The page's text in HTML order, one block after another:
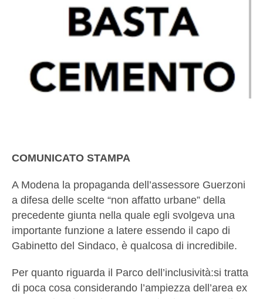
COMUNICATO STAMPA
A Modena la propaganda dell’assessore Guerzoni
a difesa delle scelte “non affatto urbane” della
precedente giunta nella quale egli svolgeva una
importante funzione a latere essendo il capo di
Gabinetto del Sindaco, è qualcosa di incredibile.
Per quanto riguarda il Parco dell’inclusività:si tratta
di poca cosa considerando l’ampiezza dell’area ex